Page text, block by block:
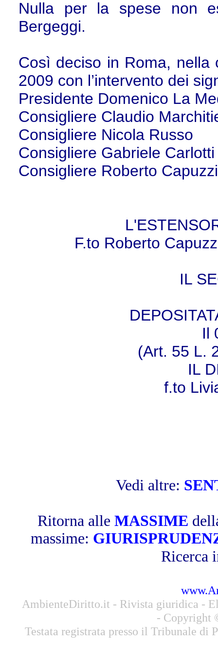
Nulla per la spese non
Bergeggi.
Così deciso in Roma, nella
2009 con l’intervento dei
Presidente Domenico La
Consigliere Claudio
Consigliere Nicola Russo
Consigliere Gabriele Carlotti
Consigliere Roberto
F.to Roberto
IL
Il
(Art. 55 L.
IL
f.to
Vedi altre:
Ritorna alle MASSIME
massime:
Ricerca
AmbienteDiritto.it - Rivista giuridica -
- Copyright
Testata registrata presso il Tribunale di